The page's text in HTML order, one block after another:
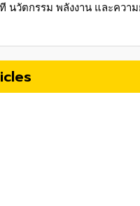
นวัตกรรม พลังงาน และควา